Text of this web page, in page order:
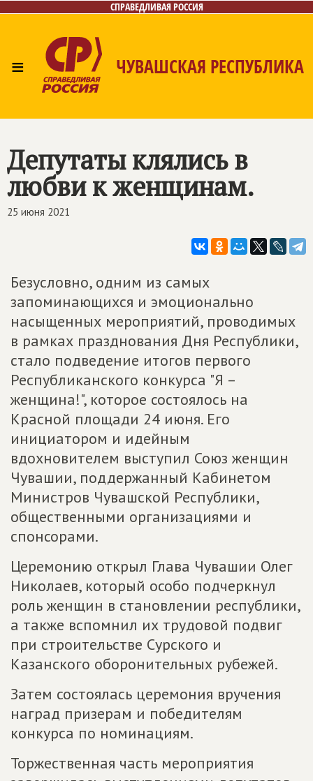
СПРАВЕДЛИВАЯ РОССИЯ
≡ ЧУВАШСКАЯ РЕСПУБЛИКА
Депутаты клялись в
любви к женщинам.
25 июня 2021
Безусловно, одним из самых
запоминающихся и эмоционально
насыщенных мероприятий, проводимых
в рамках празднования Дня Республики,
стало подведение итогов первого
Республиканского конкурса "Я –
женщина!", которое состоялось на
Красной площади 24 июня. Его
инициатором и идейным
вдохновителем выступил Союз женщин
Чувашии, поддержанный Кабинетом
Министров Чувашской Республики,
общественными организациями и
спонсорами.
Церемонию открыл Глава Чувашии Олег
Николаев, который особо подчеркнул
роль женщин в становлении республики,
а также вспомнил их трудовой подвиг
при строительстве Сурского и
Казанского оборонительных рубежей.
Затем состоялась церемония вручения
наград призерам и победителям
конкурса по номинациям.
Торжественная часть мероприятия